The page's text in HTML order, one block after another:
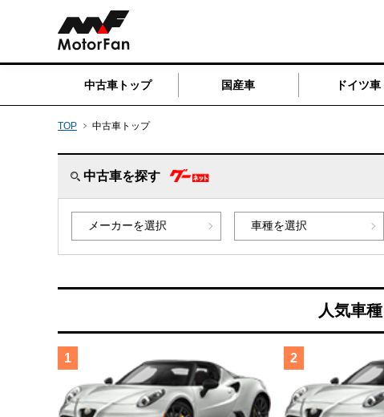
中古車トップ 国産車 ドイツ車
TOP 中古車トップ
中古車を探す
人気車
1 2